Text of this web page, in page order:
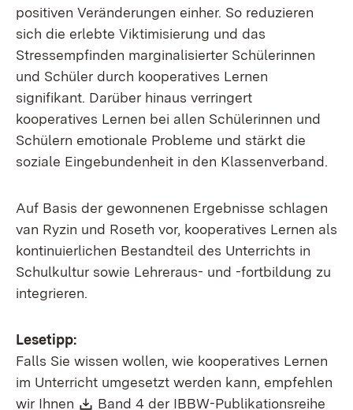
positiven Veränderungen einher. So reduzieren
sich die erlebte Viktimisierung und das
Stressempfinden marginalisierter Schülerinnen
und Schüler durch kooperatives Lernen
signifikant. Darüber hinaus verringert
kooperatives Lernen bei allen Schülerinnen und
Schülern emotionale Probleme und stärkt die
soziale Eingebundenheit in den Klassenverband.
Auf Basis der gewonnenen Ergebnisse schlagen
van Ryzin und Roseth vor, kooperatives Lernen als
kontinuierlichen Bestandteil des Unterrichts in
Schulkultur sowie Lehreraus- und -fortbildung zu
integrieren.
Lesetipp:
Falls Sie wissen wollen, wie kooperatives Lernen
im Unterricht umgesetzt werden kann, empfehlen
wir Ihnen
Download:
Band 4 der IBBW-Publikationsreihe